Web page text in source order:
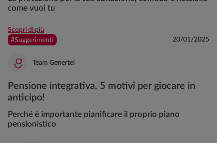
come vuoi tu
Scopri di più
#Suggerimenti
20/01/2025
Team Genertel
Pensione integrativa, 5 motivi per giocare in
anticipo!
Perché è importante pianificare il proprio piano
pensionistico